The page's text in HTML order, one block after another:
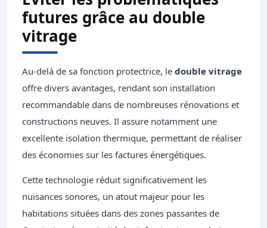
futures grâce au double
vitrage
Au-delà de sa fonction protectrice, le double vitrage
offre divers avantages, rendant son installation
recommandable dans de nombreuses rénovations et
constructions neuves. Il assure notamment une
excellente isolation thermique, permettant de réaliser
des économies sur les factures énergétiques.
Cette technologie réduit significativement les
nuisances sonores, un atout majeur pour les
habitations situées dans des zones passantes de